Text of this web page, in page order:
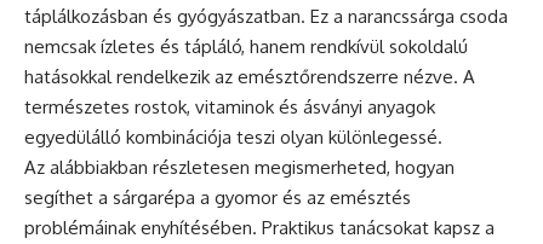
táplálkozásban és gyógyászatban. Ez a narancssárga csoda
nemcsak ízletes és tápláló, hanem rendkívül sokoldalú
hatásokkal rendelkezik az emésztőrendszerre nézve. A
természetes rostok, vitaminok és ásványi anyagok
egyedülálló kombinációja teszi olyan különlegessé.
Az alábbiakban részletesen megismerheted, hogyan
segíthet a sárgarépa a gyomor és az emésztés
problémáinak enyhítésében. Praktikus tanácsokat kapsz a